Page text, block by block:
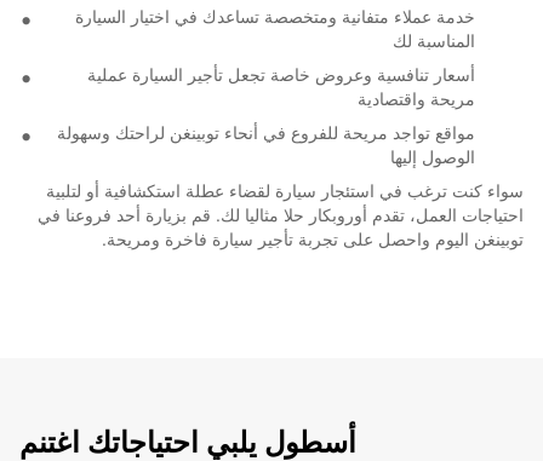
خدمة عملاء متفانية ومتخصصة تساعدك في اختيار السيارة
المناسبة لك
أسعار تنافسية وعروض خاصة تجعل تأجير السيارة عملية
مريحة واقتصادية
مواقع تواجد مريحة للفروع في أنحاء توبينغن لراحتك وسهولة
الوصول إليها
سواء كنت ترغب في استئجار سيارة لقضاء عطلة استكشافية أو لتلبية
احتياجات العمل، تقدم أوروبكار حلا مثاليا لك. قم بزيارة أحد فروعنا في
توبينغن اليوم واحصل على تجربة تأجير سيارة فاخرة ومريحة.
أسطول يلبي احتياجاتك اغتنم